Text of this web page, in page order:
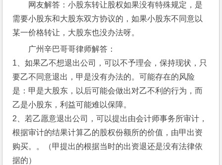
网友解答：小股东转让股权如果没有特殊规定，是
需要小股东和大股东双方协议的，如果小股东不同意以
某一价格转让，大股东也没办法呀。
广州辛巴哥哥律师解答：
1、如果乙不想退出公司，可以不予理会，保持现状，只
要乙不同意退出，甲是没有办法的。可能存在的风险
是：甲是大股东，以后可能会做出对乙不利的行为，而
乙是小股东，利益可能难以保障。
2、若乙愿意退出公司，可以提出由会计师事务所审计，
根据审计的结果计算乙的股权份额所的价值，由甲出资
购买。。（甲提出的根据当时的出资退还是没有法律依
据的）